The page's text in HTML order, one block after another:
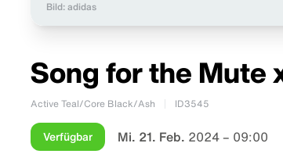
Bild: adidas
Song for the Mute
Active Teal/Core Black/Ash ID3545
Verfügbar Mi. 21. Feb. 2024 – 09:00